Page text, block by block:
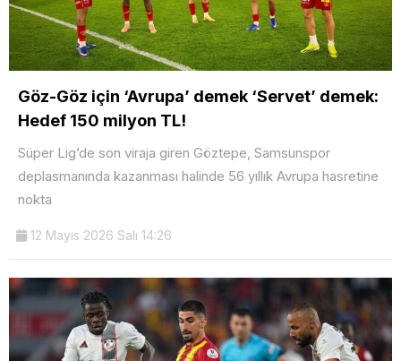
Göz-Göz için ‘Avrupa’ demek ‘Servet’ demek:
Hedef 150 milyon TL!
Süper Lig’de son viraja giren Göztepe, Samsunspor
deplasmanında kazanması halinde 56 yıllık Avrupa hasretine
nokta
12 Mayıs 2026 Salı 14:26